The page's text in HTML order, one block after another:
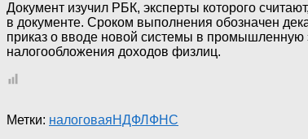
Документ изучил РБК, эксперты которого
в документе. Сроком выполнения обозначен
приказ о вводе новой системы в
налогообложения доходов физлиц.
Метки: налоговаяНДФЛ ФНС